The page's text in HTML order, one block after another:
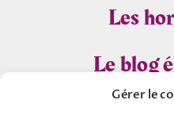
Gérer le
Les
Le blog